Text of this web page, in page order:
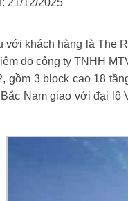
21/12/2025
với khách hàng là The
do công ty TNHH
gồm 3 block cao 18
Nam giao với đại lộ